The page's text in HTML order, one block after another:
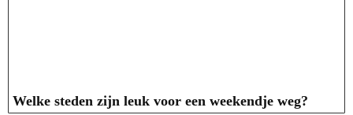
Welke steden zijn leuk voor een weekendje weg?